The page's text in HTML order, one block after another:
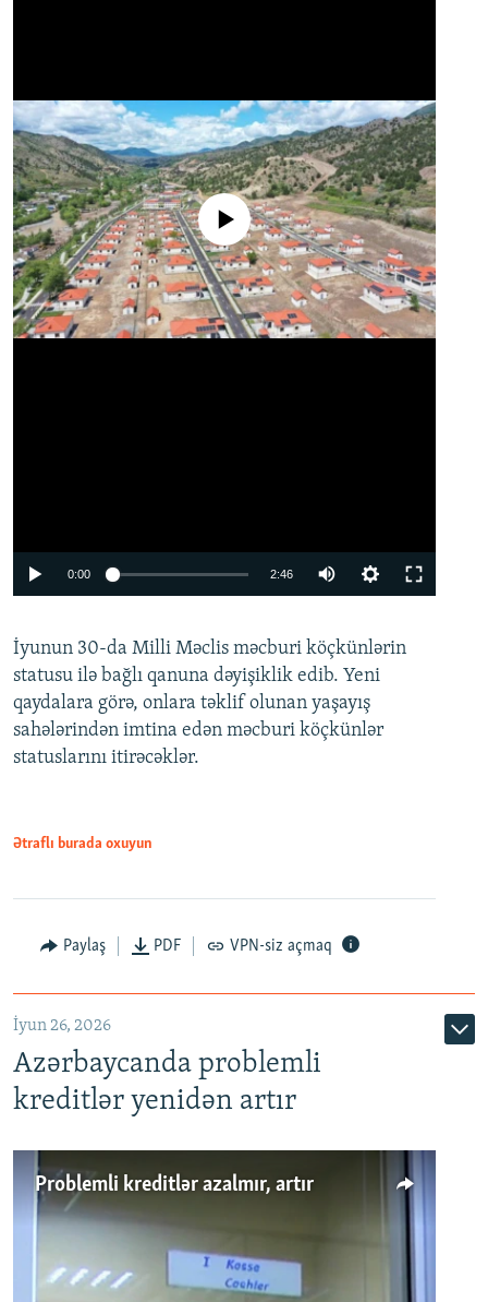
Auto 240p 360p 480p
720p 1080p
No media source currently available
0:00 2:46
360p
480p
720p
İyunun 30-da Milli Məclis məcburi köçkünlərin
statusu ilə bağlı qanuna dəyişiklik edib. Yeni
qaydalara görə, onlara təklif olunan yaşayış
sahələrindən imtina edən məcburi köçkünlər
statuslarını itirəcəklər.
Ətraflı burada oxuyun
Paylaş PDF VPN-siz açmaq
İyun 26, 2026
Azərbaycanda problemli
kreditlər yenidən artır
Problemli kreditlər azalmır, artır